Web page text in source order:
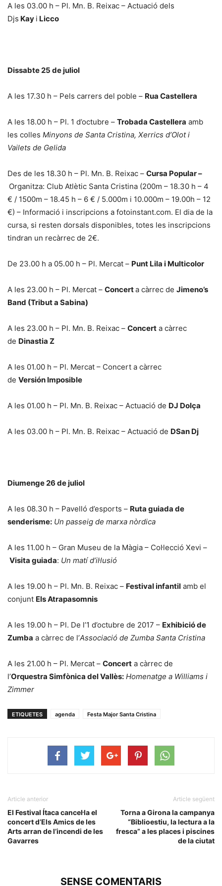
A les 03.00 h – Pl. Mn. B. Reixac – Actuació dels
Djs Kay i Licco
Dissabte 25 de juliol
A les 17.30 h – Pels carrers del poble – Rua Castellera
A les 18.00 h – Pl. 1 d’octubre – Trobada Castellera amb
les colles Minyons de Santa Cristina, Xerrics d’Olot i
Vailets de Gelida
Des de les 18.30 h – Pl. Mn. B. Reixac – Cursa Popular –
Organitza: Club Atlètic Santa Cristina (200m – 18.30 h – 4
€ / 1500m – 18.45 h – 6 € / 5.000m i 10.000m – 19.00h – 12
€) – Informació i inscripcions a fotoinstant.com. El dia de la
cursa, si resten dorsals disponibles, totes les inscripcions
tindran un recàrrec de 2€.
De 23.00 h a 05.00 h – Pl. Mercat – Punt Lila i Multicolor
A les 23.00 h – Pl. Mercat – Concerta càrrec de Jimeno’s
Band (Tribut a Sabina)
A les 23.00 h – Pl. Mn. B. Reixac – Concert a càrrec
de Dinastia Z
A les 01.00 h – Pl. Mercat – Concert a càrrec
de Versión Imposible
A les 01.00 h – Pl. Mn. B. Reixac – Actuació de DJ Dolça
A les 03.00 h – Pl. Mn. B. Reixac – Actuació de DSan Dj
Diumenge 26 de juliol
A les 08.30 h – Pavelló d’esports – Ruta guiada de
senderisme: Un passeig de marxa nòrdica
A les 11.00 h – Gran Museu de la Màgia – Col·lecció Xevi –
Visita guiada: Un matí d’il·lusió
A les 19.00 h – Pl. Mn. B. Reixac – Festival infantil amb el
conjunt Els Atrapasomnis
A les 19.00 h – Pl. De l’1 d’octubre de 2017 – Exhibició de
Zumba a càrrec de l’Associació de Zumba Santa Cristina
A les 21.00 h – Pl. Mercat – Concert a càrrec de
l’Orquestra Simfònica del Vallès: Homenatge a Williams i
Zimmer
ETIQUETES agenda Festa Major Santa Cristina
Article anterior
El Festival Ítaca cancel·la el
concert d’Els Amics de les
Arts arran de l’incendi de les
Gavarres
Article següent
Torna a Girona la campanya
“Biblioestiu, la lectura a la
fresca” a les places i piscines
de la ciutat
SENSE COMENTARIS